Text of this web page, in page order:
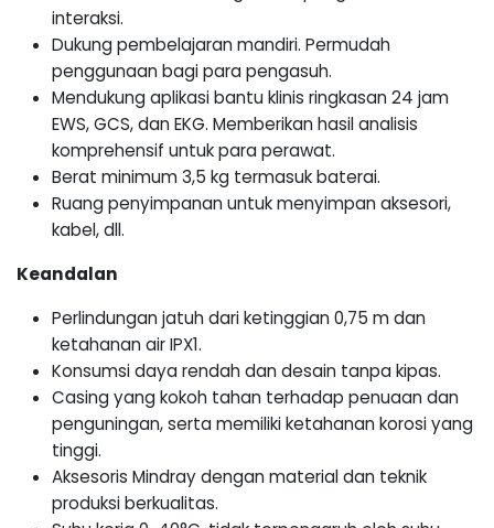
interaksi.
Dukung pembelajaran mandiri. Permudah
penggunaan bagi para pengasuh.
Mendukung aplikasi bantu klinis ringkasan 24 jam
EWS, GCS, dan EKG. Memberikan hasil analisis
komprehensif untuk para perawat.
Berat minimum 3,5 kg termasuk baterai.
Ruang penyimpanan untuk menyimpan aksesori,
kabel, dll.
Keandalan
Perlindungan jatuh dari ketinggian 0,75 m dan
ketahanan air IPX1.
Konsumsi daya rendah dan desain tanpa kipas.
Casing yang kokoh tahan terhadap penuaan dan
penguningan, serta memiliki ketahanan korosi yang
tinggi.
Aksesoris Mindray dengan material dan teknik
produksi berkualitas.